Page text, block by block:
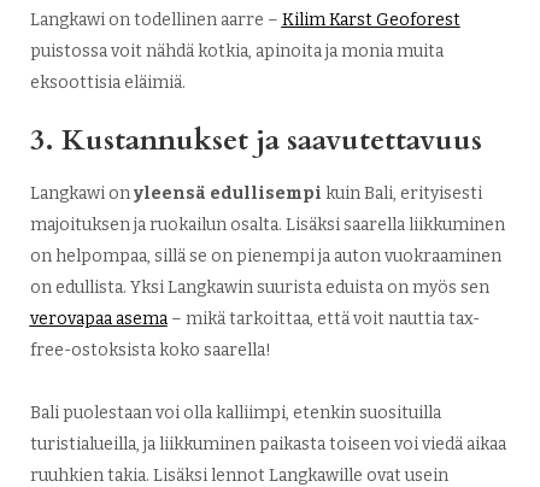
Langkawi on todellinen aarre – Kilim Karst Geoforest
puistossa voit nähdä kotkia, apinoita ja monia muita
eksoottisia eläimiä.
3. Kustannukset ja saavutettavuus
Langkawi onyleensä edullisempi kuin Bali, erityisesti
majoituksen ja ruokailun osalta. Lisäksi saarella liikkuminen
on helpompaa, sillä se on pienempi ja auton vuokraaminen
on edullista. Yksi Langkawin suurista eduista on myös sen
verovapaa asema– mikä tarkoittaa, että voit nauttia tax-
free-ostoksista koko saarella!
Bali puolestaan voi olla kalliimpi, etenkin suosituilla
turistialueilla, ja liikkuminen paikasta toiseen voi viedä aikaa
ruuhkien takia. Lisäksi lennot Langkawille ovat usein